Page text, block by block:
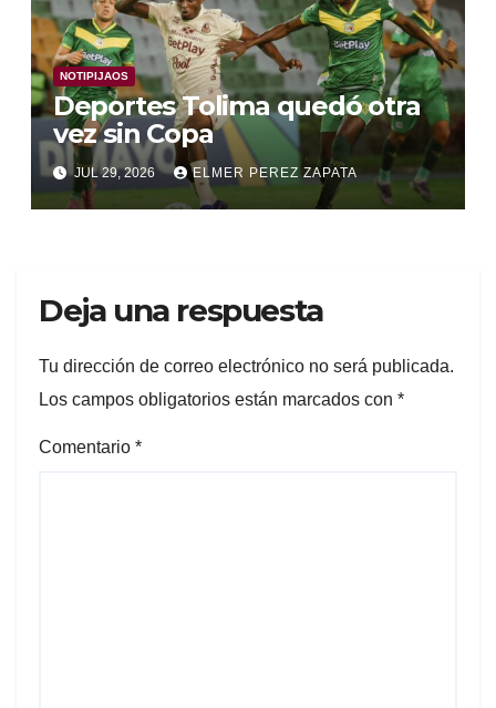
NOTIPIJAOS
Deportes Tolima quedó otra
vez sin Copa
JUL 29, 2026 ELMER PEREZ ZAPATA
Deja una respuesta
Tu dirección de correo electrónico no será publicada.
Los campos obligatorios están marcados con *
Comentario *